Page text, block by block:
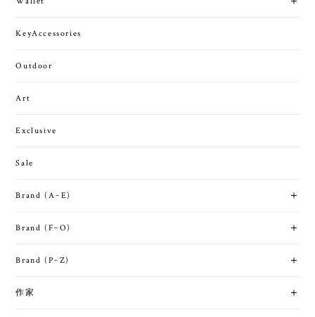
KeyAccessories
Outdoor
Art
Exclusive
Sale
Brand (A~E)
Brand (F~O)
Brand (P~Z)
作家